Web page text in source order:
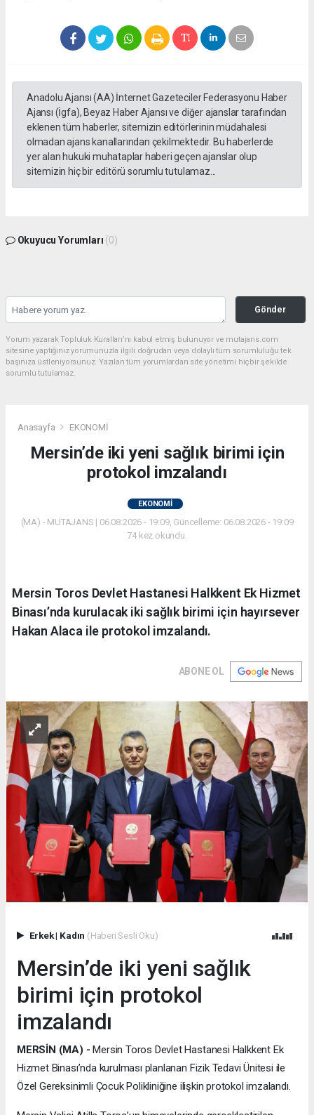
Anadolu Ajansı (AA) İnternet Gazeteciler Federasyonu Haber
Ajansı (İgfa), Beyaz Haber Ajansı ve diğer ajanslar tarafından
eklenen tüm haberler, sitemizin editörlerinin müdahalesi
olmadan ajans kanallarından çekilmektedir. Bu haberlerde
yer alan hukuki muhataplar haberi geçen ajanslar olup
sitemizin hiç bir editörü sorumlu tutulamaz...
Okuyucu Yorumları (0)
Gönder
Yorum yazarak Topluluk Kuralları’nı kabul etmiş bulunuyor ve mutajans.com
sitesine yaptığınız yorumunuzla ilgili doğrudan veya dolaylı tüm sorumluluğu tek
başınıza üstleniyorsunuz. Yazılan tüm yorumlardan site yönetimi hiçbir şekilde
sorumlu tutulamaz.
Anasayfa EKONOMİ
Mersin’de iki yeni sağlık birimi için
protokol imzalandı
EKONOMİ
(MA) - MUTAJANS | 06.08.2026 - 19:09, Güncelleme: 06.08.2026 - 19:09
74 kez okundu.
Mersin Toros Devlet Hastanesi Halkkent Ek Hizmet
Binası’nda kurulacak iki sağlık birimi için hayırsever
Hakan Alaca ile protokol imzalandı.
ABONE OL
Erkek| Kadın (Haberi Sesli Oku)
Mersin’de iki yeni sağlık
birimi için protokol
imzalandı
MERSİN (MA) - Mersin Toros Devlet Hastanesi Halkkent Ek
Hizmet Binası’nda kurulması planlanan Fizik Tedavi Ünitesi ile
Özel Gereksinimli Çocuk Polikliniğine ilişkin protokol imzalandı.